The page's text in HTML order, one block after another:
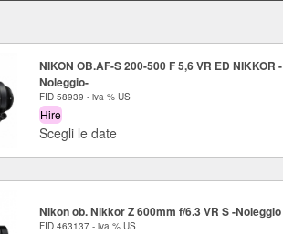
NIKON OB.AF-S 200-500 F 5,6 VR ED NIKKOR -
Noleggio-
FID 58939 - iva % US
Hire
Scegli le date
Nikon ob. Nikkor Z 600mm f/6.3 VR S -Noleggio
FID 463137 - iva % US